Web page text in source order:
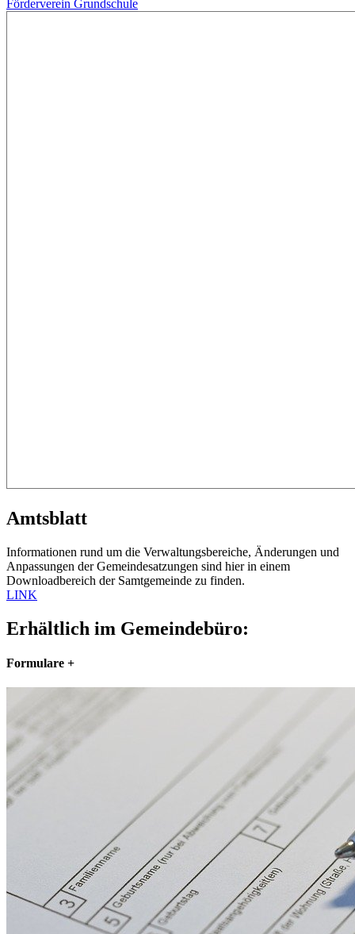
Förderverein Grundschule
Amtsblatt
Informationen rund um die Verwaltungsbereiche, Änderungen und
Anpassungen der Gemeindesatzungen sind hier in einem
Downloadbereich der Samtgemeinde zu finden.
LINK
Erhältlich im Gemeindebüro:
Formulare +